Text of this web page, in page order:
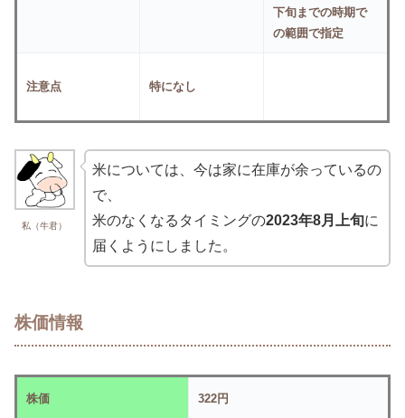
下旬までの時期で
の範囲で指定
注意点 特になし
私（牛君）
米については、今は家に在庫が余っているの
で、
米のなくなるタイミングの2023年8月上旬に
届くようにしました。
株価情報
株価 322円